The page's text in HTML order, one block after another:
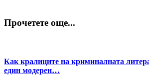
Прочетете още...
Как кралиците на криминалната
един модерен…